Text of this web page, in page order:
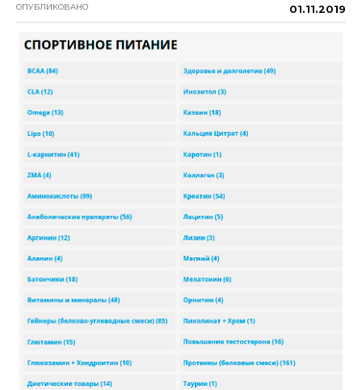
ОПУБЛИКОВАНО 01.11.2019